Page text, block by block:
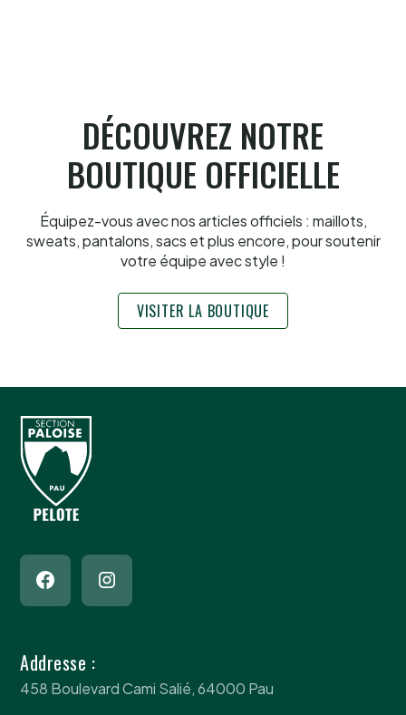
DÉCOUVREZ NOTRE
BOUTIQUE OFFICIELLE
Équipez-vous avec nos articles officiels : maillots,
sweats, pantalons, sacs et plus encore, pour soutenir
votre équipe avec style !
VISITER LA BOUTIQUE
Addresse :
458 Boulevard Cami Salié, 64000 Pau